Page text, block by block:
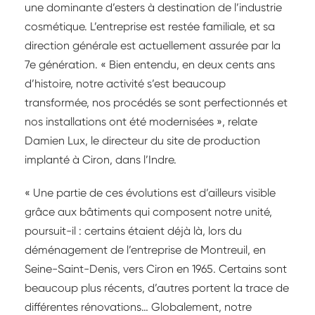
une dominante d’esters à destination de l’industrie
cosmétique. L’entreprise est restée familiale, et sa
direction générale est actuellement assurée par la
7e génération. « Bien entendu, en deux cents ans
d’histoire, notre activité s’est beaucoup
transformée, nos procédés se sont perfectionnés et
nos installations ont été modernisées », relate
Damien Lux, le directeur du site de production
implanté à Ciron, dans l’Indre.
« Une partie de ces évolutions est d’ailleurs visible
grâce aux bâtiments qui composent notre unité,
poursuit-il : certains étaient déjà là, lors du
déménagement de l’entreprise de Montreuil, en
Seine-Saint-Denis, vers Ciron en 1965. Certains sont
beaucoup plus récents, d’autres portent la trace de
différentes rénovations… Globalement, notre